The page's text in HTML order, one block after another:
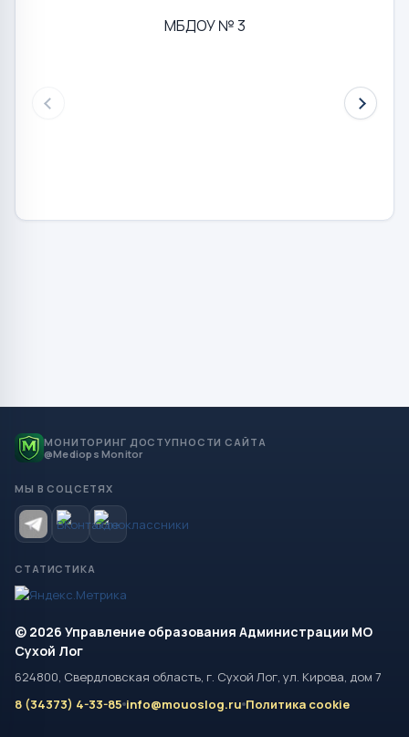
МБДОУ № 3
МОНИТОРИНГ ДОСТУПНОСТИ САЙТА
@Mediops Monitor
МЫ В СОЦСЕТЯХ
СТАТИСТИКА
© 2026 Управление образования Администрации МО
Сухой Лог
624800, Свердловская область, г. Сухой Лог, ул. Кирова, дом 7
8 (34373) 4-33-85 info@mouoslog.ru Политика cookie